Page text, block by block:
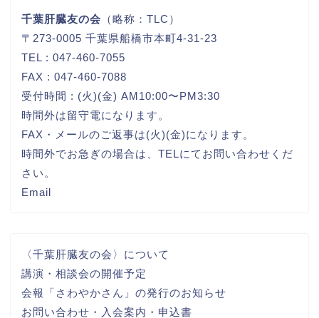
千葉肝臓友の会 （略称：TLC）
〒273-0005 千葉県船橋市本町4-31-23
TEL : 047-460-7055
FAX : 047-460-7088
受付時間 : (火)(金) AM10:00〜PM3:30
時間外は留守電になります。
FAX・メールのご返事は(火)(金)になります。
時間外でお急ぎの場合は、TELにてお問い合わせくだ
さい。
Email
〈千葉肝臓友の会〉について
講演・相談会の開催予定
会報「さわやかさん」の発行のお知らせ
お問い合わせ・入会案内・申込書